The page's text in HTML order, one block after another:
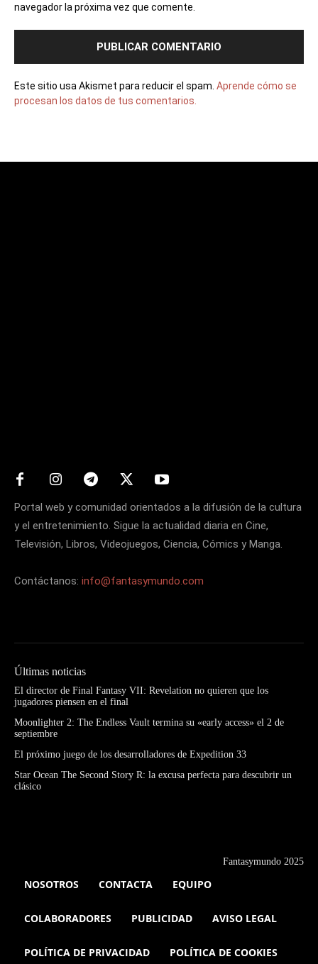
navegador la próxima vez que comente.
Este sitio usa Akismet para reducir el spam. Aprende cómo se
procesan los datos de tus comentarios.
Portal web y comunidad orientados a la difusión de la cultura
y el entretenimiento. Sigue la actualidad diaria en Cine,
Televisión, Libros, Videojuegos, Ciencia, Cómics y Manga.
Contáctanos: info@fantasymundo.com
Últimas noticias
El director de Final Fantasy VII: Revelation no quieren que los
jugadores piensen en el final
Moonlighter 2: The Endless Vault termina su «early access» el 2 de
septiembre
El próximo juego de los desarrolladores de Expedition 33
Star Ocean The Second Story R: la excusa perfecta para descubrir un
clásico
Fantasymundo 2025
NOSOTROS CONTACTA EQUIPO
COLABORADORES PUBLICIDAD AVISO LEGAL
POLÍTICA DE PRIVACIDAD POLÍTICA DE COOKIES